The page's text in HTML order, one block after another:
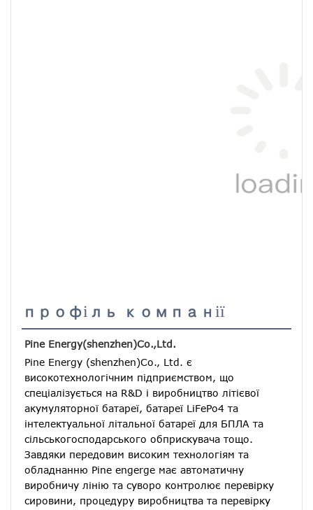
профіль компанії
Pine Energy(shenzhen)Co.,Ltd.
Pine Energy (shenzhen)Co., Ltd. є
високотехнологічним підприємством, що
спеціалізується на R&D і виробництво літієвої
акумуляторної батареї, батареї LiFePo4 та
інтелектуальної літальної батареї для БПЛА та
сільськогосподарського обприскувача тощо.
Завдяки передовим високим технологіям та
обладнанню Pine engerge має автоматичну
виробничу лінію та суворо контролює перевірку
сировини, процедуру виробництва та перевірку